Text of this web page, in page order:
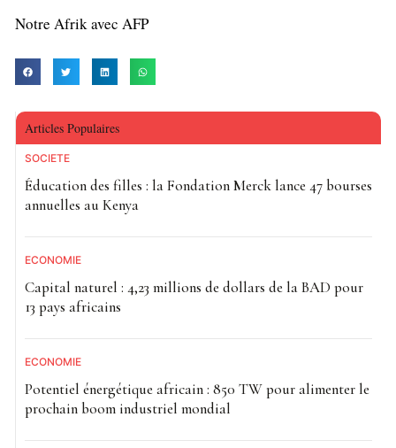
Notre Afrik avec AFP
Articles Populaires
SOCIETE
Éducation des filles : la Fondation Merck lance 47 bourses
annuelles au Kenya
ECONOMIE
Capital naturel : 4,23 millions de dollars de la BAD pour
13 pays africains
ECONOMIE
Potentiel énergétique africain : 850 TW pour alimenter le
prochain boom industriel mondial